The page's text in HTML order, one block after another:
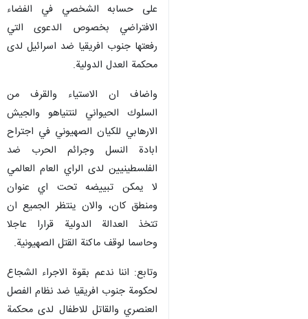
على حسابه الشخصي في الفضاء
الافتراضي بخصوص الدعوى التي
رفعتها جنوب افريقيا ضد اسرائيل لدى
محكمة العدل الدولية.
واضاف ان الاستياء والقرف من
السلوك الحيواني لنتنياهو والجيش
الارهابي للكيان الصهيوني في اجتراح
ابادة النسل وجرائم الحرب ضد
الفلسطينيين لدى الراي العام العالمي
لا يمكن تبييضه تحت اي عنوان
ومنطق كان، والان ينتظر الجميع ان
تتخذ العدالة الدولية قرارا عاجلا
وحاسما لوقف ماكنة القتل الصهيونية.
وتابع: اننا ندعم بقوة الاجراء الشجاع
لحكومة جنوب افريقيا ضد نظام الفصل
العنصري والقاتل للاطفال لدى محكمة